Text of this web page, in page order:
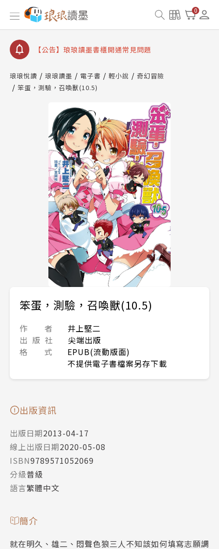
0
【公告】因 Readmoo 讀墨系統維護中，本站同步暫
停部分閱讀服務
【公告】琅琅讀墨數位閱讀資產合併與書櫃開通申請
【公告】琅琅讀墨書櫃開通常見問題
請圖文教學
【公告】琅琅書店服務升級重要說明及資產合併結果
查詢
【公告】因 Readmoo 讀墨系統維護中，本站同步暫
停部分閱讀服務
琅琅悅讀 琅琅讀墨 電子書 輕小說
奇幻冒險
笨蛋，測驗，召喚獸(10.5)
笨蛋，測驗，召喚獸(10.5)
作 者
井上堅二
出 版 社
尖端出版
格 式
EPUB(流動版面)
不提供電子書檔案另存下載
出版資訊
出版日期2013-04-17
線上出版日期2020-05-08
ISBN9789571052069
分級普級
語言繁體中文
簡介
就在明久、雄二、悶聲色狼三人不知該如何填寫志願調